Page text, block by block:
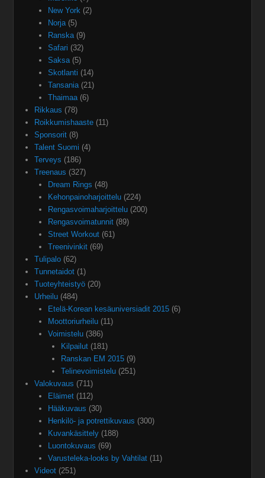
New York(2)
Norja(5)
Ranska(9)
Safari (32)
Saksa(5)
Skotlanti (14)
Tansania(21)
Thaimaa(6)
Rikkaus (78)
Roikkumishaaste (11)
Sponsorit (8)
Talent Suomi (4)
Terveys (186)
Treenaus (327)
Dream Rings (48)
Kehonpainoharjoittelu(224)
Rengasvoimaharjoittelu(200)
Rengasvoimatunnit(89)
Street Workout(61)
Treenivinkit(69)
Tulipalo (62)
Tunnetaidot (1)
Tuoteyhteistyö (20)
Urheilu (484)
Etelä-Korean kesäuniversiadit 2015(6)
Moottoriurheilu(11)
Voimistelu(386)
Kilpailut (181)
Ranskan EM 2015 (9)
Telinevoimistelu (251)
Valokuvaus (711)
Eläimet(112)
Hääkuvaus (30)
Henkilö- ja potrettikuvaus (300)
Kuvankäsittely(188)
Luontokuvaus (69)
Varusteleka-looks by Vahtilat(11)
Videot (251)